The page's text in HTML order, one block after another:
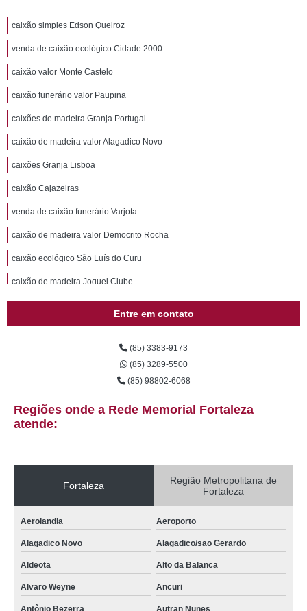
caixão simples Edson Queiroz
venda de caixão ecológico Cidade 2000
caixão valor Monte Castelo
caixão funerário valor Paupina
caixões de madeira Granja Portugal
caixão de madeira valor Alagadico Novo
caixões Granja Lisboa
caixão Cajazeiras
venda de caixão funerário Varjota
caixão de madeira valor Democrito Rocha
caixão ecológico São Luís do Curu
caixão de madeira Joquei Clube
caixão para enterro Planalto Ayrton Senna
comprar caixão simples Couto Fernandes
caixões infantis Pici
caixões para defunto Pacatuba
caixão para recém nascido Vila Peri
venda de caixão para cremação Itaitinga
venda de caixão para recém nascido Fatima
caixão ecológico Pedras
comprar caixão grande Olavo Oliveira
Entre em contato
(85) 3383-9173
(85) 3289-5500
(85) 98802-6068
Regiões onde a Rede Memorial Fortaleza
atende:
Fortaleza
Região Metropolitana de
Fortaleza
Aerolandia Aeroporto
Alagadico Novo Alagadico/sao Gerardo
Aldeota Alto da Balanca
Alvaro Weyne Ancuri
Antônio Bezerra Autran Nunes